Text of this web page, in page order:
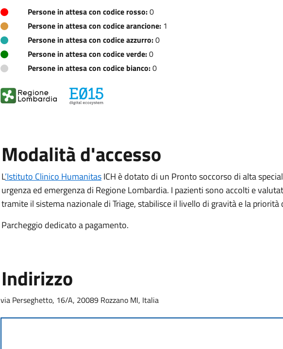
Persone in attesa con codice rosso:0
Persone in attesa con codice arancione:1
Persone in attesa con codice azzurro:0
Persone in attesa con codice verde:0
Persone in attesa con codice bianco:0
Modalità d'accesso
L’Istituto Clinico HumanitasICH è dotato di un Pronto soccorso di alta
urgenza ed emergenza di Regione Lombardia. I pazienti sono accolti e
tramite il sistema nazionale di Triage, stabilisce il livello di gravità e la priorità
Parcheggio dedicato a pagamento.
Indirizzo
via Perseghetto, 16/A, 20089 Rozzano MI, Italia